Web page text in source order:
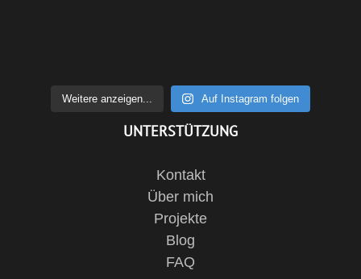
Weitere anzeigen... Auf Instagram folgen
UNTERSTÜTZUNG
Kontakt
Über mich
Projekte
Blog
FAQ